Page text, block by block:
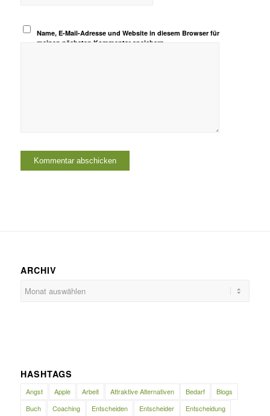
Name, E-Mail-Adresse und Website in diesem Browser für
meinen nächsten Kommentar speichern.
ARCHIV
HASHTAGS
Angst Apple Arbeit Attraktive Alternativen Bedarf
Blogs
Buch
Coaching Entscheiden Entscheider
Entscheidung